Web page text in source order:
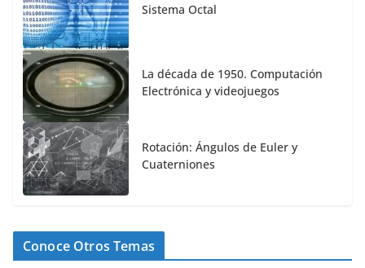
Sistema Octal
La década de 1950. Computación
Electrónica y videojuegos
Rotación: Ángulos de Euler y
Cuaterniones
Conoce Otros Temas